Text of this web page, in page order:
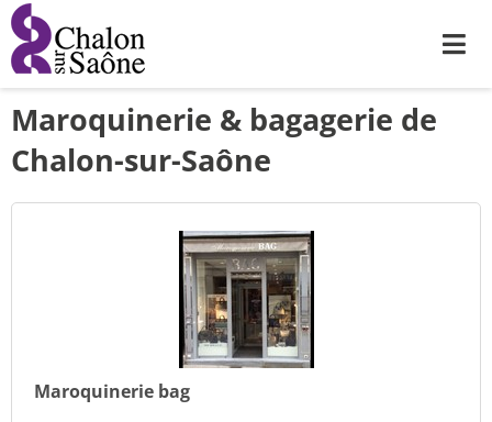
Maroquinerie & bagagerie de
Chalon-sur-Saône
Maroquinerie bag